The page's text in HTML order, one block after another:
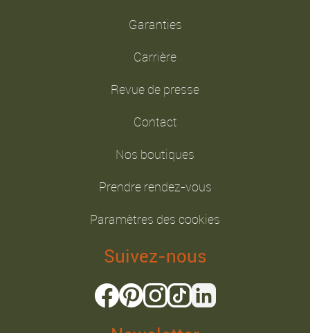
Garanties
Carrière
Revue de presse
Contact
Nos boutiques
Prendre rendez-vous
Paramètres des cookies
Suivez-nous